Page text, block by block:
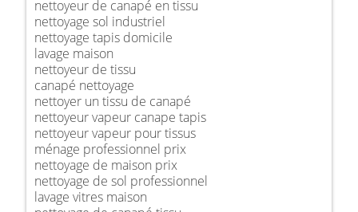
nettoyeur de canapé en tissu
nettoyage sol industriel
nettoyage tapis domicile
lavage maison
nettoyeur de tissu
canapé nettoyage
nettoyer un tissu de canapé
nettoyeur vapeur canape tapis
nettoyeur vapeur pour tissus
ménage professionnel prix
nettoyage de maison prix
nettoyage de sol professionnel
lavage vitres maison